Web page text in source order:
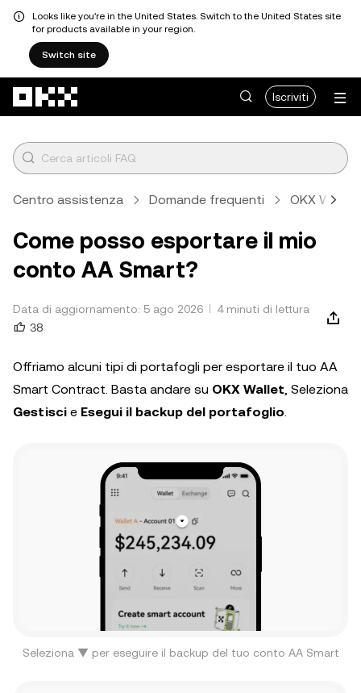
Looks like you're in the United States. Switch to the United States site
for products available in your region.
Switch site
Iscriviti
Centro assistenza Domande frequenti OKX Wallet
Come posso esportare il mio
conto AA Smart?
Data di aggiornamento: 5 ago 2026
4 minuti di lettura
38
Offriamo alcuni tipi di portafogli per esportare il tuo AA
Smart Contract. Basta andare su OKX Wallet, Seleziona
Gestisci e Esegui il backup del portafoglio.
Seleziona ▼ per eseguire il backup del tuo conto AA Smart